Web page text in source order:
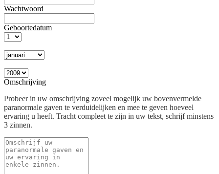
Wachtwoord
Geboortedatum
Omschrijving
Probeer in uw omschrijving zoveel mogelijk uw bovenvermelde
paranormale gaven te verduidelijken en mee te geven hoeveel
ervaring u heeft. Tracht compleet te zijn in uw tekst, schrijf minstens
3 zinnen.